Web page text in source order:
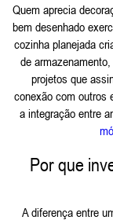
Quem aprecia
bem desenhado
cozinha planejada
de
projetos que
conexão com outros
a integração entre
Por que
A diferença entre